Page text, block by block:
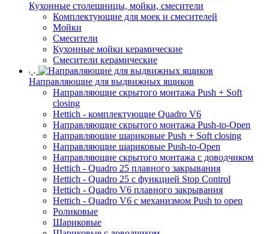
Кухонные столешницы, мойки, смесители
Комплектующие для моек и смесителей
Мойки
Смесители
Кухонные мойки керамические
Смесители керамические
Направляющие для выдвижных ящиков
Направляющие скрытого монтажа Push + Soft
closing
Hettich - комплектующие Quadro V6
Направляющие скрытого монтажа Push-to-Open
Направляющие шариковые Push + Soft closing
Направляющие шариковые Push-to-Open
Направляющие скрытого монтажа с доводчиком
Hettich - Quadro 25 плавного закрывания
Hettich - Quadro 25 с функцией Stop Control
Hettich - Quadro V6 плавного закрывания
Hettich - Quadro V6 с механизмом Push to open
Роликовые
Шариковые